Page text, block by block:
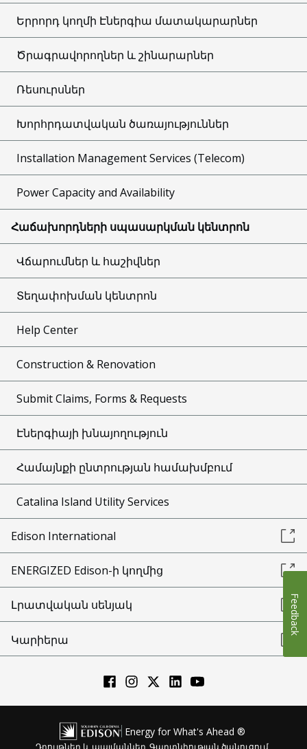
Երրորդ կողմի Էներգիա մատակարարներ
Ծրագրավորողներ և շինարարներ
Ռեսուրսներ
Խորհրդատվական ծառայություններ
Installation Management Services (Telecom)
Power Capacity and Availability
Հաճախորդների սպասարկման կենտրոն
Վճարումներ և հաշիվներ
Տեղափոխման կենտրոն
Help Center
Construction & Renovation
Submit Claims, Forms & Requests
Էներգիայի խնայողություն
Համայնքի ընտրության համախմբում
Catalina Island Utility Services
Edison International
ENERGIZED Edison-ի կողմից
Լրատվական սենյակ
Կարիերա
Energy for What's Ahead ®
Դրույթներ և պայմաններ Գաղտնիության ծանուցում
Feedback